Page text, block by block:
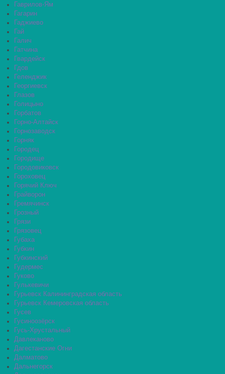
Гаврилов-Ям
Гагарин
Гаджиево
Гай
Галич
Гатчина
Гвардейск
Гдов
Геленджик
Георгиевск
Глазов
Голицыно
Горбатов
Горно-Алтайск
Горнозаводск
Горняк
Городец
Городище
Городовиковск
Гороховец
Горячий Ключ
Грайворон
Гремячинск
Грозный
Грязи
Грязовец
Губаха
Губкин
Губкинский
Гудермес
Гуково
Гулькевичи
Гурьевск Калининградская область
Гурьевск Кемеровская область
Гусев
Гусиноозёрск
Гусь-Хрустальный
Давлеканово
Дагестанские Огни
Далматово
Дальнегорск